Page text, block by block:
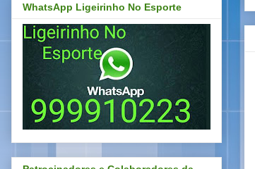
WhatsApp Ligeirinho No Esporte